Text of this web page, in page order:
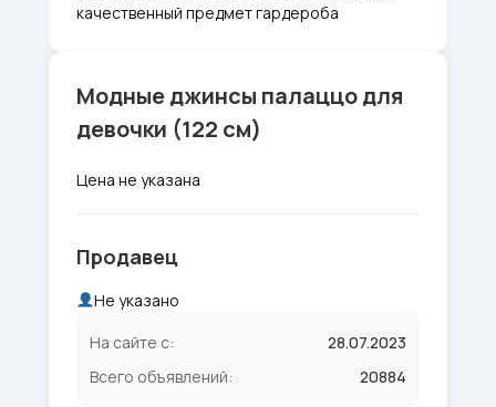
качественный предмет гардероба
Модные джинсы палаццо для
девочки (122 см)
Цена не указана
Продавец
Не указано
На сайте с:
28.07.2023
Всего объявлений:
20884